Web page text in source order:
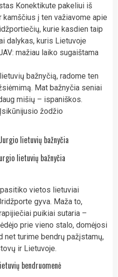
Konektikute pakeliui iš
į ten važiavome apie
kurie kasdien taip
dalykas, kuris Lietuvoje
mažiau laiko sugaištama
bažnyčią, radome ten
Mat bažnyčia seniai
mišių – ispaniškos.
žodžio
lietuvių bažnyčia
vietos lietuviai
gyva. Maža to,
puikiai sutaria –
prie vieno stalo, domėjosi
net turime bendrų pažįstamų,
ir Lietuvoje.